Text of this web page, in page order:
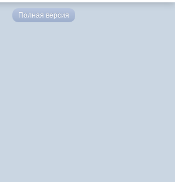
Полная версия